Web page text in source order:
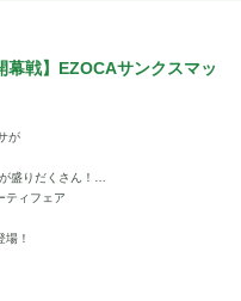
戦】EZOCAサンクスマッ
が
盛りだくさん！…
ティフェア
！